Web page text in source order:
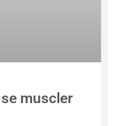
muscler